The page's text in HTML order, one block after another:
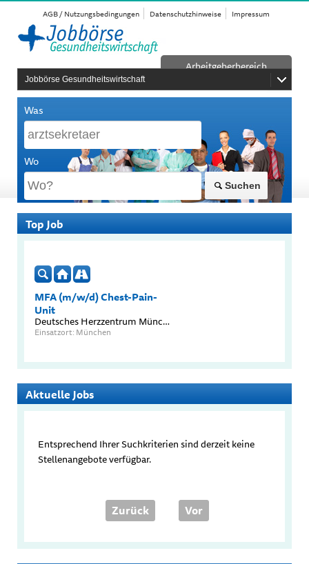
AGB / Nutzungsbedingungen Datenschutzhinweise Impressum
Jobbörse Gesundheitswirtschaft
Arbeitgeberbereich
Was
Wo
Suchen
Top Job
MFA (m/w/d) Chest-Pain-
Unit
Deutsches Herzzentrum München TUM Universitätsklinikum
Einsatzort: München
Aktuelle Jobs
Entsprechend Ihrer Suchkriterien sind derzeit keine
Stellenangebote verfügbar.
Zurück Vor